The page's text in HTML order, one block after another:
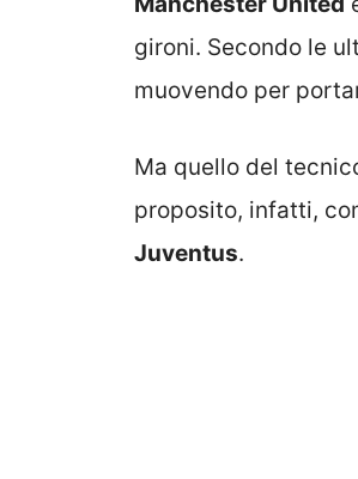
gironi. Secondo le
muovendo per
Ma quello del
proposito, infatti,
Juventus.